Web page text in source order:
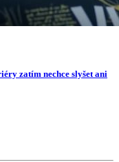
zatím nechce slyšet ani